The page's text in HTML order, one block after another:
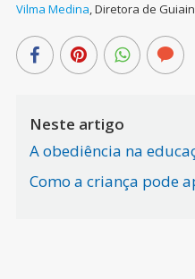
Vilma Medina,Diretora de
Neste artigo
A obediência na
Como a criança pode